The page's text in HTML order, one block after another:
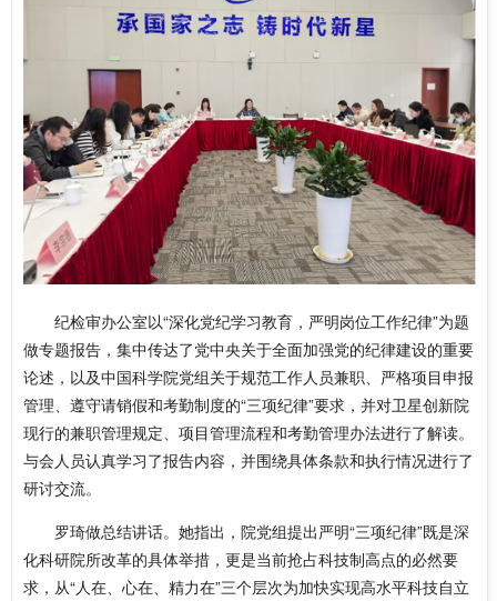
纪检审办公室以“深化党纪学习教育，严明岗位工作纪律”为题
做专题报告，集中传达了党中央关于全面加强党的纪律建设的重要
论述，以及中国科学院党组关于规范工作人员兼职、严格项目申报
管理、遵守请销假和考勤制度的“三项纪律”要求，并对卫星创新院
现行的兼职管理规定、项目管理流程和考勤管理办法进行了解读。
与会人员认真学习了报告内容，并围绕具体条款和执行情况进行了
研讨交流。
罗琦做总结讲话。她指出，院党组提出严明“三项纪律”既是深
化科研院所改革的具体举措，更是当前抢占科技制高点的必然要
求，从“人在、心在、精力在”三个层次为加快实现高水平科技自立